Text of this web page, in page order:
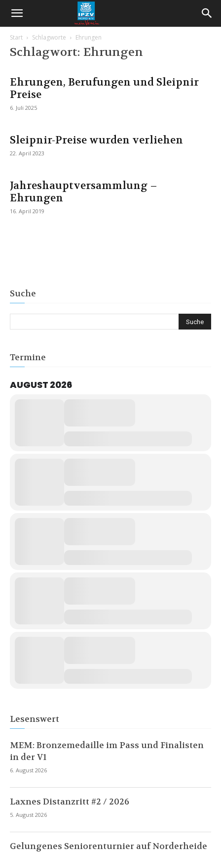
Start Schlagworte Ehrungen
Schlagwort: Ehrungen
Ehrungen, Berufungen und Sleipnir
Preise
6. Juli 2025
Sleipnir-Preise wurden verliehen
22. April 2023
Jahreshauptversammlung –
Ehrungen
16. April 2019
Suche
Termine
AUGUST 2026
Lesenswert
MEM: Bronzemedaille im Pass und Finalisten
in der V1
6. August 2026
Laxnes Distanzritt #2 / 2026
5. August 2026
Gelungenes Seniorenturnier auf Norderheide